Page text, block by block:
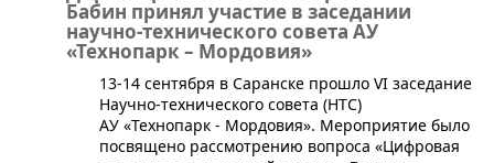
Бабин принял участие в заседании
научно-технического совета АУ
«Технопарк – Мордовия»
13-14 сентября в Саранске прошло VI заседание
Научно-технического совета (НТС)
АУ «Технопарк - Мордовия». Мероприятие было
посвящено рассмотрению вопроса «Цифровая